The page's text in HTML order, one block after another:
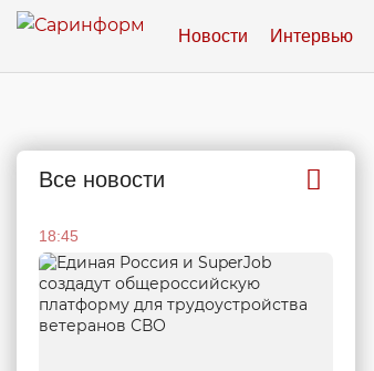
Новости Интервью
Все новости
18:45